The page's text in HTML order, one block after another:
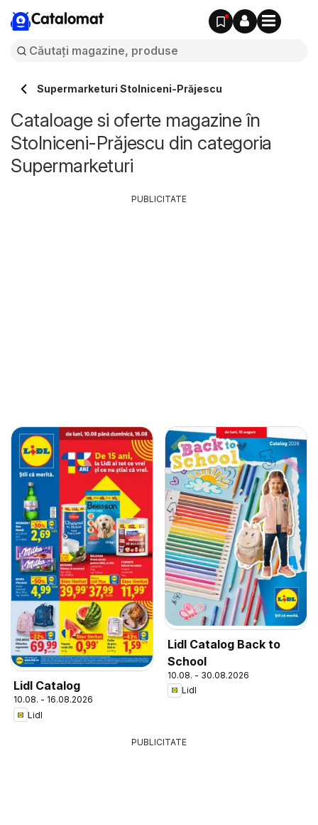
Catalomat
Supermarketuri Stolniceni-Prăjescu
Cataloage si oferte magazine în
Stolniceni-Prăjescu din categoria
Supermarketuri
Lidl Catalog
10.08. - 16.08.2026
Lidl
Lidl Catalog Back to
School
10.08. - 30.08.2026
Lidl
PUBLICITATE
PUBLICITATE